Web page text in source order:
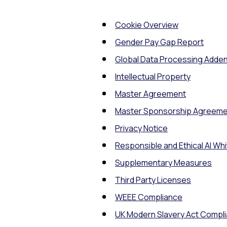
Cookie Overview
Gender Pay Gap Report
Global Data Processing
Intellectual Property
Master Agreement
Master Sponsorship
Privacy Notice
Responsible and Ethical AI
Supplementary Measures
Third Party Licenses
WEEE Compliance
UK Modern Slavery Act